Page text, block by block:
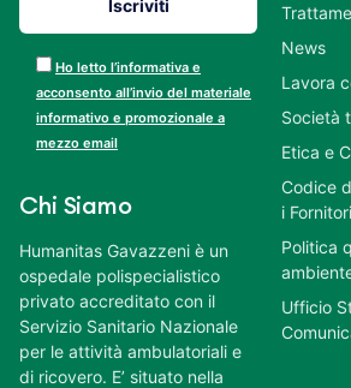
Ho letto l’informativa e
acconsento all’invio del materiale
informativo e promozionale a
mezzo email
Chi Siamo
Humanitas Gavazzeni è un
ospedale polispecialistico
privato accreditato con il
Servizio Sanitario Nazionale
per le attività ambulatoriali e
di ricovero. E’ situato nella
News
Lavora
Società
Etica e
Codice
i Fornitori
Politica
Ufficio